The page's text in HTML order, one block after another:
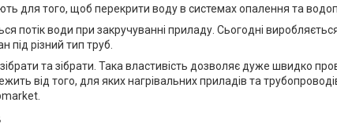
для того, щоб перекрити воду в системах опалення та
потік води при закручуванні приладу. Сьогодні
під різний тип труб.
та зібрати. Така властивість дозволяє дуже швидко
від того, для яких нагрівальних приладів та